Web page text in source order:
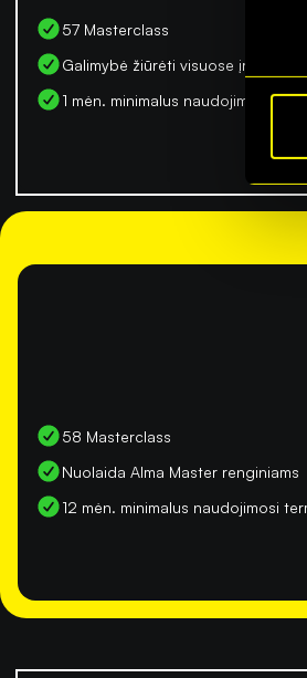
57 Masterclass
Galimybė žiūrėti visuose
1 mėn. minimalus naudojimosi
58 Masterclass
Nuolaida Alma Master renginiams
12 mėn. minimalus naudojimosi